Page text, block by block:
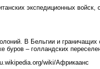
экспедиционных
В Бельгии и
буров – голландских
wiki/Африкаанс